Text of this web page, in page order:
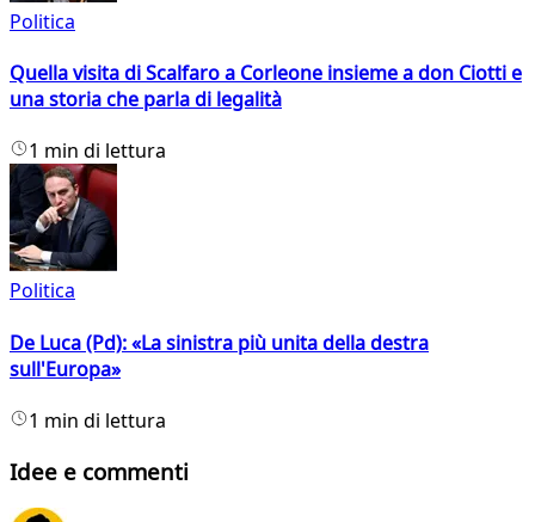
Politica
Quella visita di Scalfaro a Corleone insieme a don Ciotti e
una storia che parla di legalità
1 min di lettura
Politica
De Luca (Pd): «La sinistra più unita della destra
sull'Europa»
1 min di lettura
Idee e commenti